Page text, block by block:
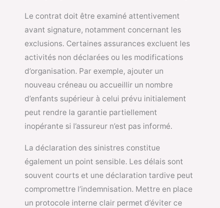
Le contrat doit être examiné attentivement
avant signature, notamment concernant les
exclusions. Certaines assurances excluent les
activités non déclarées ou les modifications
d’organisation. Par exemple, ajouter un
nouveau créneau ou accueillir un nombre
d’enfants supérieur à celui prévu initialement
peut rendre la garantie partiellement
inopérante si l’assureur n’est pas informé.
La déclaration des sinistres constitue
également un point sensible. Les délais sont
souvent courts et une déclaration tardive peut
compromettre l’indemnisation. Mettre en place
un protocole interne clair permet d’éviter ce